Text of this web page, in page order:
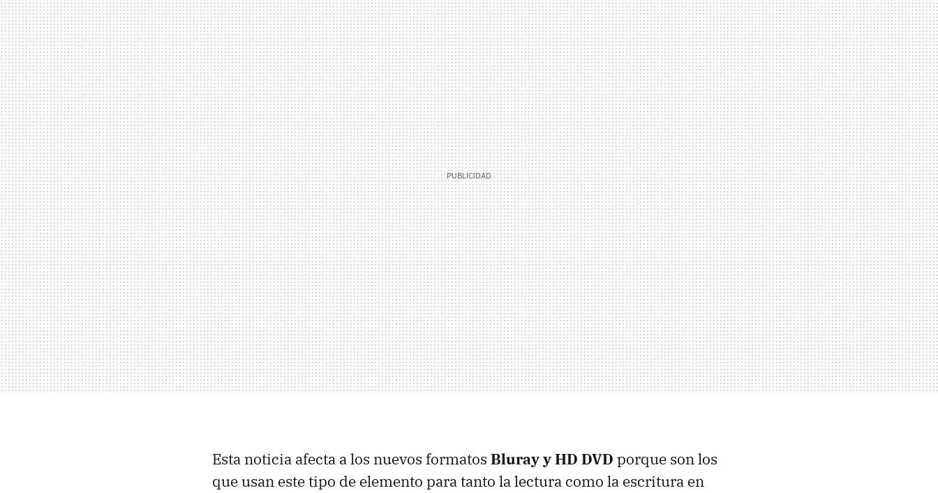
Esta noticia afecta a los nuevos formatos Bluray y HD DVD porque son los
que usan este tipo de elemento para tanto la lectura como la escritura en